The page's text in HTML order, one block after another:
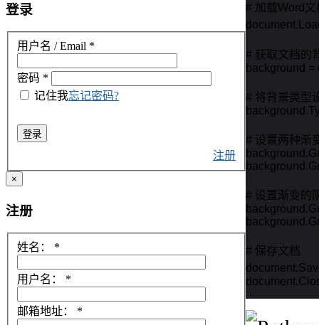
# 加载Word文
# 获取文档的
background
# 将背景类型
# 设置两种渐
# 设置渐变的
# 保存文档
登录
用户名 / Email *
密码 *
记住我忘记密码?
登录
注册
×
注册
姓名： *
用户名： *
邮箱地址： *